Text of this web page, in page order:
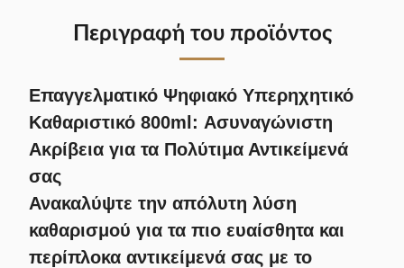
Περιγραφή του προϊόντος
Επαγγελματικό Ψηφιακό Υπερηχητικό
Καθαριστικό 800ml: Ασυναγώνιστη
Ακρίβεια για τα Πολύτιμα Αντικείμενά
σας
Ανακαλύψτε την απόλυτη λύση
καθαρισμού για τα πιο ευαίσθητα και
περίπλοκα αντικείμενά σας με το